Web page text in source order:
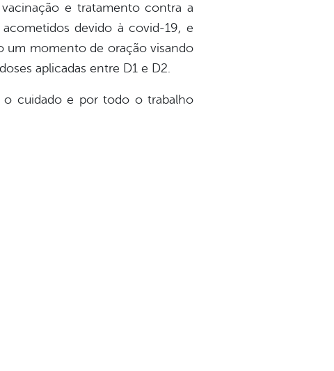
e tratamento contra a
devido à covid-19, e
um momento de oração visando
aplicadas entre D1 e D2.
o cuidado e por todo o trabalho